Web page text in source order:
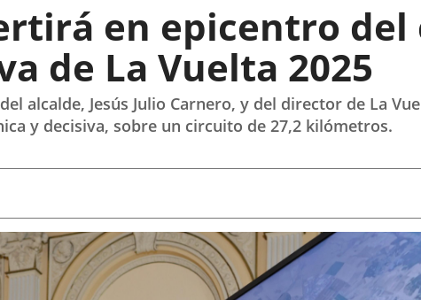
ventana
nueva.
en epicentro del
de La Vuelta 2025
alcalde, Jesús Julio Carnero, y del director de La
y decisiva, sobre un circuito de 27,2 kilómetros.